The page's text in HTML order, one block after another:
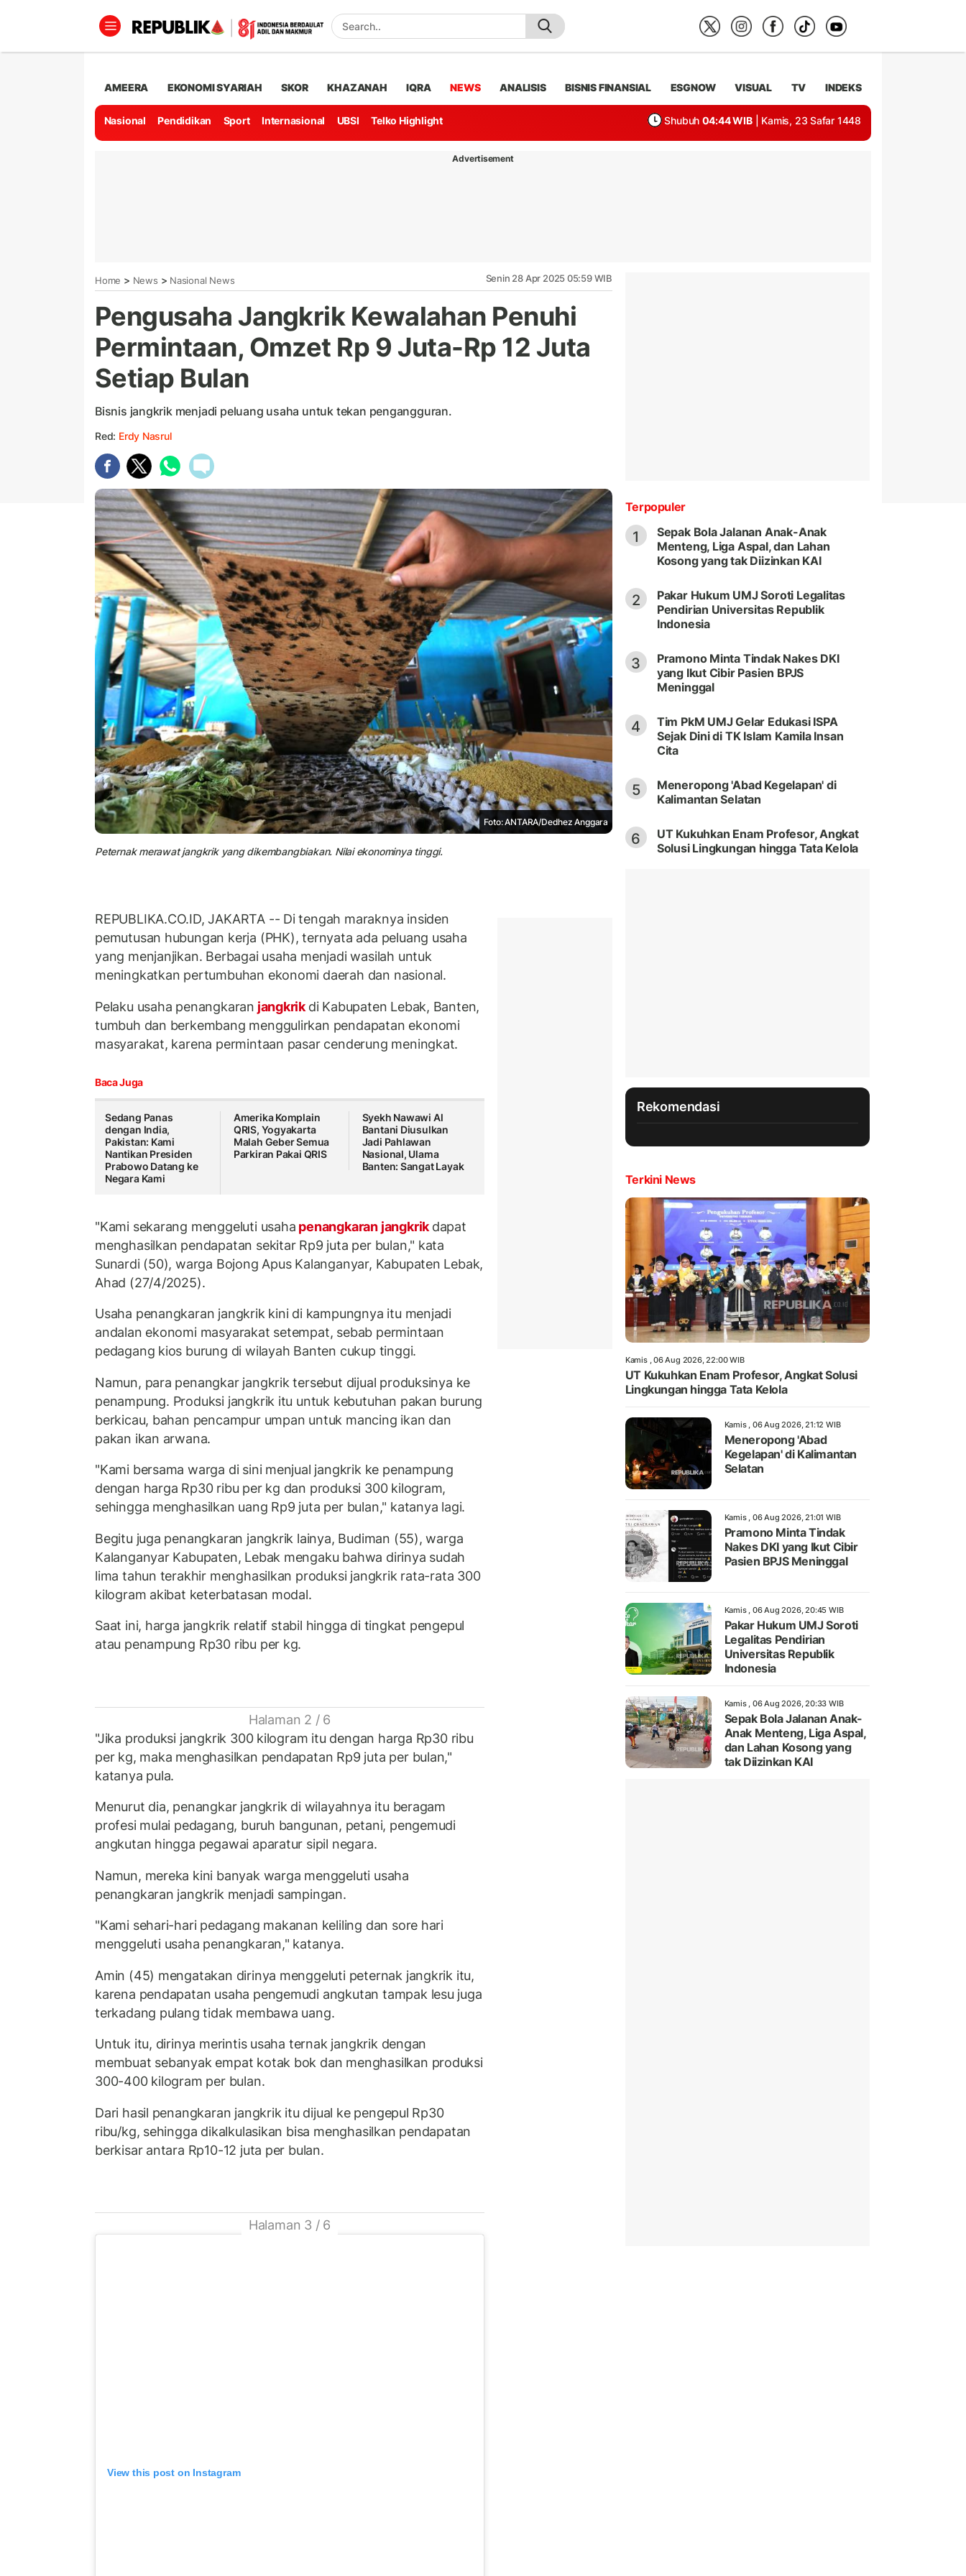
AMEERA EKONOMI SYARIAH SKOR KHAZANAH IQRA NEWS ANALISIS BISNIS FINANSIAL ESGNOW VISUAL TV INDEKS
Nasional Pendidikan Sport Internasional UBSI Telko Highlight Shubuh 04:44 WIB | Kamis, 23 Safar 1448
Advertisement
Home > News > Nasional News Senin 28 Apr 2025 05:59 WIB
Pengusaha Jangkrik Kewalahan Penuhi
Permintaan, Omzet Rp 9 Juta-Rp 12 Juta
Setiap Bulan
Bisnis jangkrik menjadi peluang usaha untuk tekan pengangguran.
Red: Erdy Nasrul
Foto: ANTARA/Dedhez Anggara
Peternak merawat jangkrik yang dikembangbiakan. Nilai ekonominya tinggi.
REPUBLIKA.CO.ID, JAKARTA -- Di tengah maraknya insiden
pemutusan hubungan kerja (PHK), ternyata ada peluang usaha
yang menjanjikan. Berbagai usaha menjadi wasilah untuk
meningkatkan pertumbuhan ekonomi daerah dan nasional.
Pelaku usaha penangkaran jangkrik di Kabupaten Lebak, Banten,
tumbuh dan berkembang menggulirkan pendapatan ekonomi
masyarakat, karena permintaan pasar cenderung meningkat.
Baca Juga
Sedang Panas
dengan India,
Pakistan: Kami
Nantikan Presiden
Prabowo Datang ke
Negara Kami
Amerika Komplain
QRIS, Yogyakarta
Malah Geber Semua
Parkiran Pakai QRIS
Syekh Nawawi Al
Bantani Diusulkan
Jadi Pahlawan
Nasional, Ulama
Banten: Sangat Layak
"Kami sekarang menggeluti usaha penangkaran jangkrik dapat
menghasilkan pendapatan sekitar Rp9 juta per bulan," kata
Sunardi (50), warga Bojong Apus Kalanganyar, Kabupaten Lebak,
Ahad (27/4/2025).
Usaha penangkaran jangkrik kini di kampungnya itu menjadi
andalan ekonomi masyarakat setempat, sebab permintaan
pedagang kios burung di wilayah Banten cukup tinggi.
Namun, para penangkar jangkrik tersebut dijual produksinya ke
penampung. Produksi jangkrik itu untuk kebutuhan pakan burung
berkicau, bahan pencampur umpan untuk mancing ikan dan
pakan ikan arwana.
"Kami bersama warga di sini menjual jangkrik ke penampung
dengan harga Rp30 ribu per kg dan produksi 300 kilogram,
sehingga menghasilkan uang Rp9 juta per bulan," katanya lagi.
Begitu juga penangkaran jangkrik lainya, Budiman (55), warga
Kalanganyar Kabupaten, Lebak mengaku bahwa dirinya sudah
lima tahun terakhir menghasilkan produksi jangkrik rata-rata 300
kilogram akibat keterbatasan modal.
Saat ini, harga jangkrik relatif stabil hingga di tingkat pengepul
atau penampung Rp30 ribu per kg.
Halaman 2 / 6
"Jika produksi jangkrik 300 kilogram itu dengan harga Rp30 ribu
per kg, maka menghasilkan pendapatan Rp9 juta per bulan,"
katanya pula.
Menurut dia, penangkar jangkrik di wilayahnya itu beragam
profesi mulai pedagang, buruh bangunan, petani, pengemudi
angkutan hingga pegawai aparatur sipil negara.
Namun, mereka kini banyak warga menggeluti usaha
penangkaran jangkrik menjadi sampingan.
"Kami sehari-hari pedagang makanan keliling dan sore hari
menggeluti usaha penangkaran," katanya.
Amin (45) mengatakan dirinya menggeluti peternak jangkrik itu,
karena pendapatan usaha pengemudi angkutan tampak lesu juga
terkadang pulang tidak membawa uang.
Untuk itu, dirinya merintis usaha ternak jangkrik dengan
membuat sebanyak empat kotak bok dan menghasilkan produksi
300-400 kilogram per bulan.
Dari hasil penangkaran jangkrik itu dijual ke pengepul Rp30
ribu/kg, sehingga dikalkulasikan bisa menghasilkan pendapatan
berkisar antara Rp10-12 juta per bulan.
Halaman 3 / 6
View this post on Instagram
Terpopuler
1
Sepak Bola Jalanan Anak-Anak
Menteng, Liga Aspal, dan Lahan
Kosong yang tak Diizinkan KAI
2
Pakar Hukum UMJ Soroti Legalitas
Pendirian Universitas Republik
Indonesia
3
Pramono Minta Tindak Nakes DKI
yang Ikut Cibir Pasien BPJS
Meninggal
4
Tim PkM UMJ Gelar Edukasi ISPA
Sejak Dini di TK Islam Kamila Insan
Cita
5
Meneropong 'Abad Kegelapan' di
Kalimantan Selatan
6
UT Kukuhkan Enam Profesor, Angkat
Solusi Lingkungan hingga Tata Kelola
Rekomendasi
Terkini News
Kamis , 06 Aug 2026, 22:00 WIB
UT Kukuhkan Enam Profesor, Angkat Solusi
Lingkungan hingga Tata Kelola
Kamis , 06 Aug 2026, 21:12 WIB
Meneropong 'Abad
Kegelapan' di Kalimantan
Selatan
Kamis , 06 Aug 2026, 21:01 WIB
Pramono Minta Tindak
Nakes DKI yang Ikut Cibir
Pasien BPJS Meninggal
Kamis , 06 Aug 2026, 20:45 WIB
Pakar Hukum UMJ Soroti
Legalitas Pendirian
Universitas Republik
Indonesia
Kamis , 06 Aug 2026, 20:33 WIB
Sepak Bola Jalanan Anak-
Anak Menteng, Liga Aspal,
dan Lahan Kosong yang
tak Diizinkan KAI